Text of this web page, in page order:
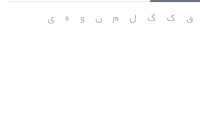
ق ک گ ل م ن و ه ی